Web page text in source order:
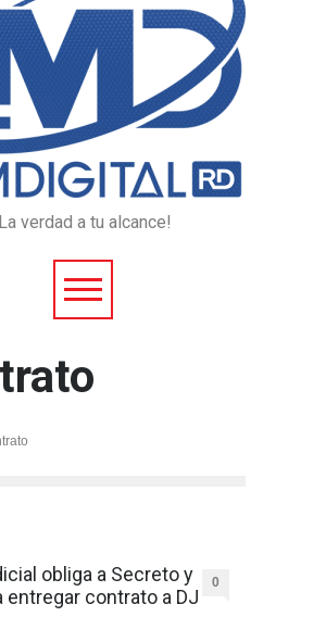
verdad a tu alcance!
obliga a Secreto y
entregar contrato a DJ
0